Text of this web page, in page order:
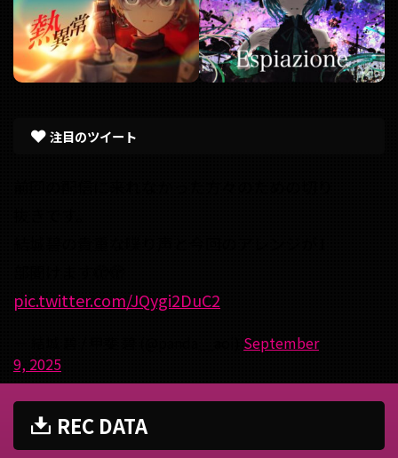
注目のツイート
pic.twitter.com/JQygi2DuC2
September
9, 2025
REC DATA